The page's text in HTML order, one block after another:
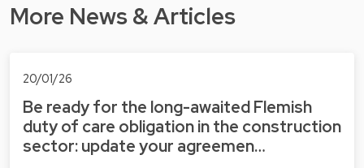
More News & Articles
20/01/26
Be ready for the long-awaited Flemish
duty of care obligation in the construction
sector: update your agreemen…